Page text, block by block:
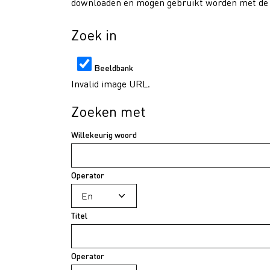
Zoek in
Beeldbank
Invalid image URL.
Zoeken met
Willekeurig woord
Operator
Titel
Operator